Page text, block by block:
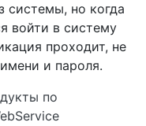
системы, но когда
войти в систему
проходит, не
и пароля.
по